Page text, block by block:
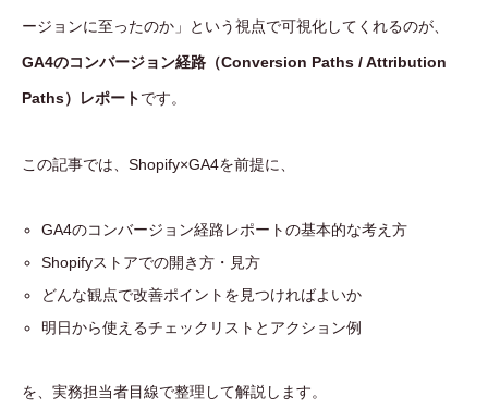
ージョンに至ったのか」という視点で可視化してくれるのが、
GA4のコンバージョン経路（Conversion Paths / Attribution
Paths）レポートです。
この記事では、Shopify×GA4を前提に、
GA4のコンバージョン経路レポートの基本的な考え方
Shopifyストアでの開き方・見方
どんな観点で改善ポイントを見つければよいか
明日から使えるチェックリストとアクション例
を、実務担当者目線で整理して解説します。